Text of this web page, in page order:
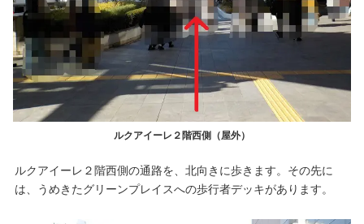
ルクアイーレ２階西側（屋外）
ルクアイーレ２階西側の通路を、北向きに歩きます。その先に
は、うめきたグリーンプレイスへの歩行者デッキがあります。